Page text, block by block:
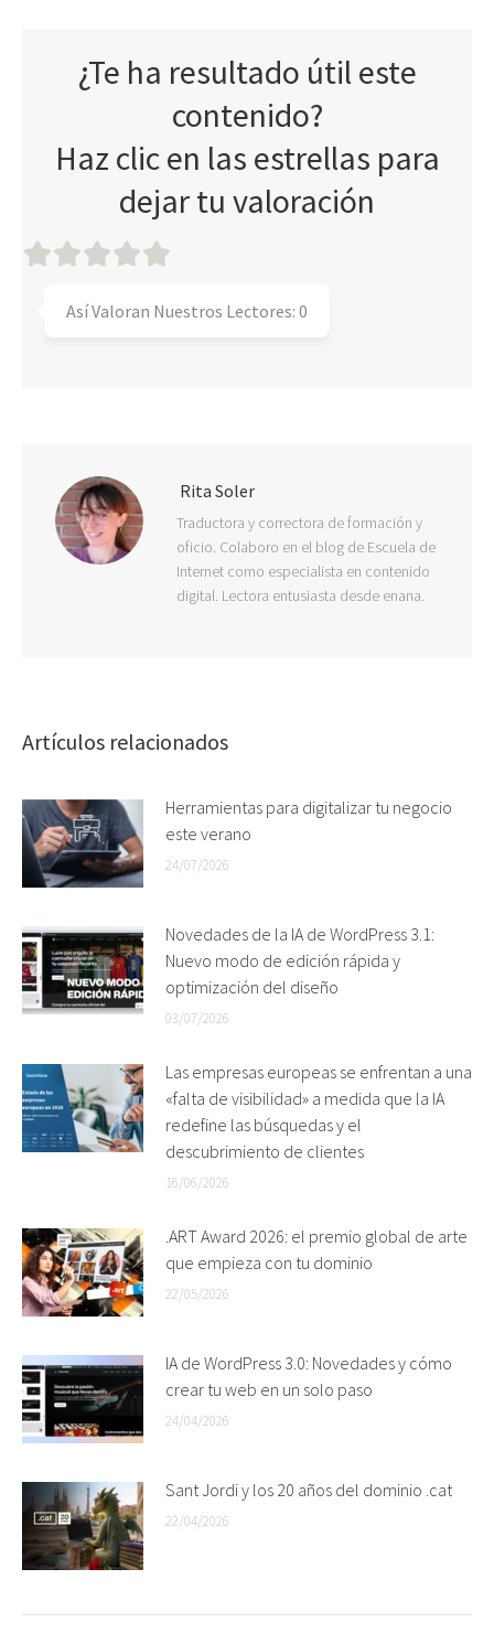
¿Te ha resultado útil este
contenido?
Haz clic en las estrellas para
dejar tu valoración
Así Valoran Nuestros Lectores: 0
Rita Soler
Traductora y correctora de formación y
oficio. Colaboro en el blog de Escuela de
Internet como especialista en contenido
digital. Lectora entusiasta desde enana.
Artículos relacionados
Herramientas para digitalizar tu negocio
este verano
24/07/2026
Novedades de la IA de WordPress 3.1:
Nuevo modo de edición rápida y
optimización del diseño
03/07/2026
Las empresas europeas se enfrentan a una
«falta de visibilidad» a medida que la IA
redefine las búsquedas y el
descubrimiento de clientes
16/06/2026
.ART Award 2026: el premio global de arte
que empieza con tu dominio
22/05/2026
IA de WordPress 3.0: Novedades y cómo
crear tu web en un solo paso
24/04/2026
Sant Jordi y los 20 años del dominio .cat
22/04/2026